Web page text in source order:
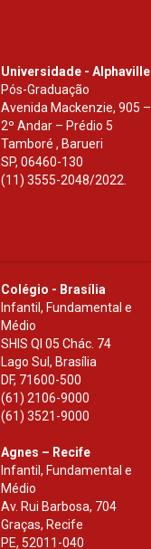
Universidade - Alphaville
Pós-Graduação
Avenida Mackenzie, 905 –
2º Andar – Prédio 5
Tamboré , Barueri
SP, 06460-130
(11) 3555-2048/2022.
Colégio - Brasília
Infantil, Fundamental e
Médio
SHIS Ql 05 Chác. 74
Lago Sul, Brasília
DF, 71600-500
(61) 2106-9000
(61) 3521-9000
Agnes – Recife
Infantil, Fundamental e
Médio
Av. Rui Barbosa, 704
Graças, Recife
PE, 52011-040